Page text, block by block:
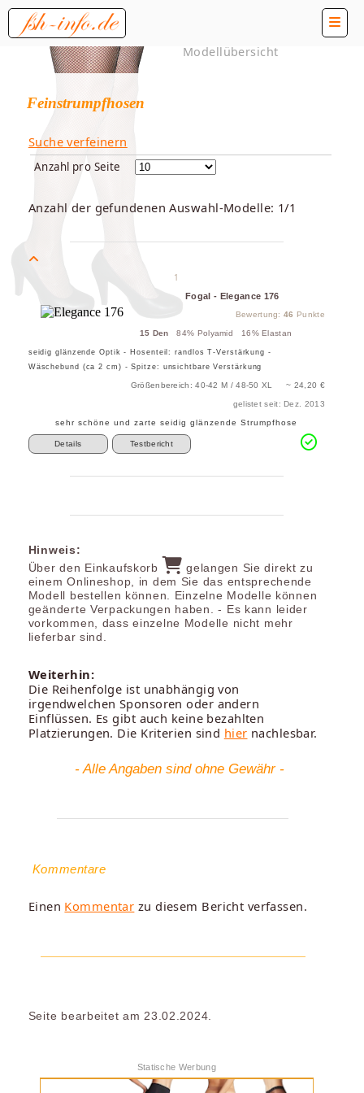
Modellübersicht
Feinstrumpfhosen
Suche verfeinern
Anzahl pro Seite
Anzahl der gefundenen Auswahl-Modelle: 1/1
1
Fogal - Elegance 176
Bewertung:46 Punkte
15 Den 84% Polyamid 16% Elastan
seidig glänzende Optik - Hosenteil: randlos T-Verstärkung -
Wäschebund (ca 2 cm) - Spitze: unsichtbare Verstärkung
Größenbereich: 40-42 M / 48-50 XL ~ 24,20 €
gelistet seit: Dez. 2013
sehr schöne und zarte seidig glänzende Strumpfhose
Details Testbericht
Hinweis:
Über den Einkaufskorb
gelangen Sie direkt zu
einem Onlineshop, in dem Sie das entsprechende
Modell bestellen können. Einzelne Modelle können
geänderte Verpackungen haben. - Es kann leider
vorkommen, dass einzelne Modelle nicht mehr
lieferbar sind.
Weiterhin:
Die Reihenfolge ist unabhängig von
irgendwelchen Sponsoren oder andern
Einflüssen. Es gibt auch keine bezahlten
Platzierungen. Die Kriterien sind hier nachlesbar.
- Alle Angaben sind ohne Gewähr -
Kommentare
Einen Kommentar zu diesem Bericht verfassen.
Seite bearbeitet am 23.02.2024.
Statische Werbung